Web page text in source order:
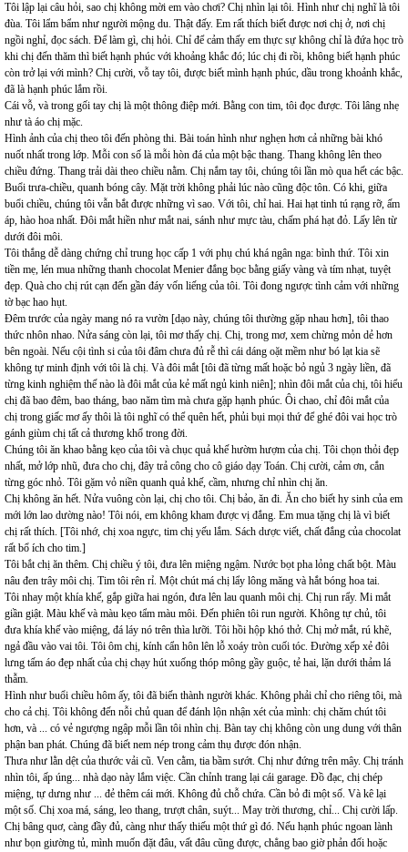
Tôi lập lại câu hỏi, sao chị không mời em vào chơi? Chị nhìn lại tôi. Hình như chị nghĩ là tôi
đùa. Tôi lẩm bẩm như người mộng du. Thật đấy. Em rất thích biết được nơi chị ở, nơi chị
ngồi nghỉ, đọc sách. Để làm gì, chị hỏi. Chỉ để cảm thấy em thực sự không chỉ là đứa học trò
khi chị đến thăm thì biết hạnh phúc với khoảng khắc đó; lúc chị đi rồi, không biết hạnh phúc
còn trở lại với mình? Chị cười, vỗ tay tôi, được biết mình hạnh phúc, dầu trong khoảnh khắc,
đã là hạnh phúc lắm rồi.
Cái vỗ, và trong gối tay chị là một thông điệp mới. Bằng con tim, tôi đọc được. Tôi lâng nhẹ
như tà áo chị mặc.
Hình ảnh của chị theo tôi đến phòng thi. Bài toán hình như nghẹn hơn cả những bài khó
nuốt nhất trong lớp. Mỗi con số là mỗi hòn đá của một bậc thang. Thang không lên theo
chiều đứng. Thang trải dài theo chiều nằm. Chị nắm tay tôi, chúng tôi lần mò qua hết các bậc.
Buổi trưa-chiều, quanh bóng cây. Mặt trời không phải lúc nào cũng độc tôn. Có khi, giữa
buổi chiều, chúng tôi vẫn bắt được những vì sao. Với tôi, chỉ hai. Hai hạt tinh tú rạng rỡ, ấm
áp, hào hoa nhất. Đôi mắt hiền như mắt nai, sánh như mực tàu, chấm phá hạt đỏ. Lấy lên từ
dưới đôi môi.
Tôi thắng dễ dàng chứng chỉ trung học cấp 1 với phụ chú khá ngân nga: bình thứ. Tôi xin
tiền mẹ, lén mua những thanh chocolat Menier đắng bọc bằng giấy vàng và tím nhạt, tuyệt
đẹp. Quà cho chị rút cạn đến gần đáy vốn liếng của tôi. Tôi đong ngược tình cảm với những
tờ bạc hao hụt.
Đêm trước của ngày mang nó ra vườn [dạo này, chúng tôi thường gặp nhau hơn], tôi thao
thức nhôn nhao. Nửa sáng còn lại, tôi mơ thấy chị. Chị, trong mơ, xem chừng mỏn dẻ hơn
bên ngoài. Nếu cội tình si của tôi đâm chưa đủ rễ thì cái dáng oặt mềm như bó lạt kia sẽ
không tự minh định với tôi là chị. Và đôi mắt [tôi đã từng mất hoặc bỏ ngủ 3 ngày liền, đã
từng kinh nghiệm thế nào là đôi mắt của kẻ mất ngủ kinh niên]; nhìn đôi mắt của chị, tôi hiểu
chị đã bao đêm, bao tháng, bao năm tìm mà chưa gặp hạnh phúc. Ôi chao, chỉ đôi mắt của
chị trong giấc mơ ấy thôi là tôi nghĩ có thể quên hết, phủi bụi mọi thứ để ghé đôi vai học trò
gánh giùm chị tất cả thương khổ trong đời.
Chúng tôi ăn khao bằng kẹo của tôi và chục quả khế hườm hượm của chị. Tôi chọn thỏi đẹp
nhất, mở lớp nhũ, đưa cho chị, đây trả công cho cô giáo dạy Toán. Chị cười, cảm ơn, cắn
từng góc nhỏ. Tôi gặm vỏ niền quanh quả khế, cầm, nhưng chỉ nhìn chị ăn.
Chị không ăn hết. Nửa vuông còn lại, chị cho tôi. Chị bảo, ăn đi. Ăn cho biết hy sinh của em
mới lớn lao dường nào! Tôi nói, em không kham được vị đắng. Em mua tặng chị là vì biết
chị rất thích. [Tôi nhớ, chị xoa ngực, tim chị yếu lắm. Sách dược viết, chất đắng của chocolat
rất bổ ích cho tim.]
Tôi bắt chị ăn thêm. Chị chiều ý tôi, đưa lên miệng ngậm. Nước bọt pha lỏng chất bột. Màu
nâu đen trây môi chị. Tim tôi rên rỉ. Một chút má chị lẩy lông măng và hắt bóng hoa tai.
Tôi nhay một khía khế, gắp giữa hai ngón, đưa lên lau quanh môi chị. Chị run rẩy. Mi mắt
giần giật. Màu khế và màu kẹo tẩm màu môi. Đến phiên tôi run người. Không tự chủ, tôi
đưa khía khế vào miệng, đá láy nó trên thìa lưỡi. Tôi hồi hộp khó thở. Chị mở mắt, rú khẽ,
ngả đầu vào vai tôi. Tôi ôm chị, kính cẩn hôn lên lỗ xoáy tròn cuối tóc. Đường xếp xẻ đôi
lưng tấm áo đẹp nhất của chị chạy hút xuống thóp mông gầy guộc, tẻ hai, lặn dưới thảm lá
thẫm.
Hình như buổi chiều hôm ấy, tôi đã biến thành người khác. Không phải chỉ cho riêng tôi, mà
cho cả chị. Tôi không đến nỗi chủ quan để đánh lộn nhận xét của mình: chị chăm chút tôi
hơn, và ... có vẻ ngượng ngập mỗi lần tôi nhìn chị. Bàn tay chị không còn ung dung với thân
phận ban phát. Chúng đã biết nem nép trong cảm thụ được đón nhận.
Thưa như lằn dệt của thước vải cũ. Ven cằm, tia bầm sướt. Chị như đứng trên mây. Chị tránh
nhìn tôi, ấp úng... nhà dạo này lắm việc. Cần chỉnh trang lại cái garage. Đồ đạc, chị chép
miệng, tự dưng như ... đẻ thêm cái mới. Không đủ chỗ chứa. Cần bỏ đi một số. Và kê lại
một số. Chị xoa má, sáng, leo thang, trượt chân, suýt... May trời thương, chỉ... Chị cười lấp.
Chị bâng quơ, càng đầy đủ, càng như thấy thiếu một thứ gì đó. Nếu hạnh phúc ngoan lành
như bọn giường tủ, mình muốn đặt đâu, vất đâu cũng được, chẳng bao giờ phản đối hoặc